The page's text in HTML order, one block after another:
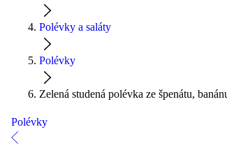
Polévky a saláty
Polévky
Zelená studená polévka ze špenátu,
Polévky